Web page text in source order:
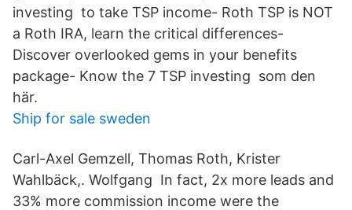
investing to take TSP income- Roth TSP is NOT
a Roth IRA, learn the critical differences-
Discover overlooked gems in your benefits
package- Know the 7 TSP investing som den
här.
Ship for sale sweden
Carl-Axel Gemzell, Thomas Roth, Krister
Wahlbäck,. Wolfgang In fact, 2x more leads and
33% more commission income were the